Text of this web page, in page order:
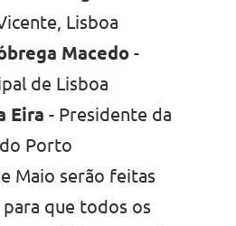
Lisboa
Macedo -
de Lisboa
Eira - Presidente da
Porto
Maio serão feitas
que todos os